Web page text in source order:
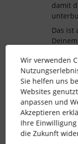
damit
Das ist
Indem
bis die
Beste
Wir verwenden
Sie helfen uns
Websites
anpassen und
Akzeptieren
Ihre
die Zukunft